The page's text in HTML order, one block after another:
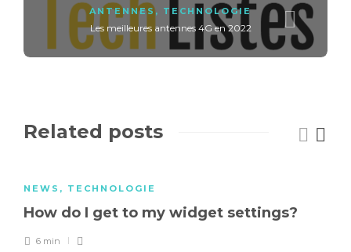
ANTENNES, TECHNOLOGIE
Les meilleures antennes 4G en 2022
Related posts
NEWS , TECHNOLOGIE
How do I get to my widget settings?
6 min